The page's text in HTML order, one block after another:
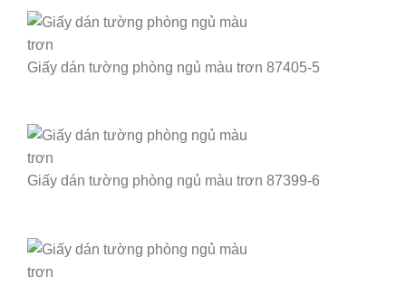
Giấy dán tường phòng ngủ màu trơn 87405-5
Giấy dán tường phòng ngủ màu trơn 87399-6